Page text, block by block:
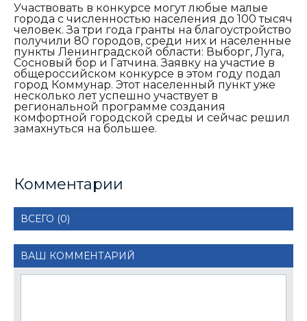
Участвовать в конкурсе могут любые малые
города с численностью населения до 100 тысяч
человек. За три года гранты на благоустройство
получили 80 городов, среди них и населенные
пункты Ленинградской области: Выборг, Луга,
Сосновый бор и Гатчина. Заявку на участие в
общероссийском конкурсе в этом году подал
город Коммунар. Этот населенный пункт уже
несколько лет успешно участвует в
региональной программе создания
комфортной городской среды и сейчас решил
замахнуться на большее.
Комментарии
ВСЕГО (0)
ВАШ КОММЕНТАРИЙ